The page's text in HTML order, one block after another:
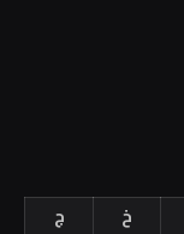
خ
ج